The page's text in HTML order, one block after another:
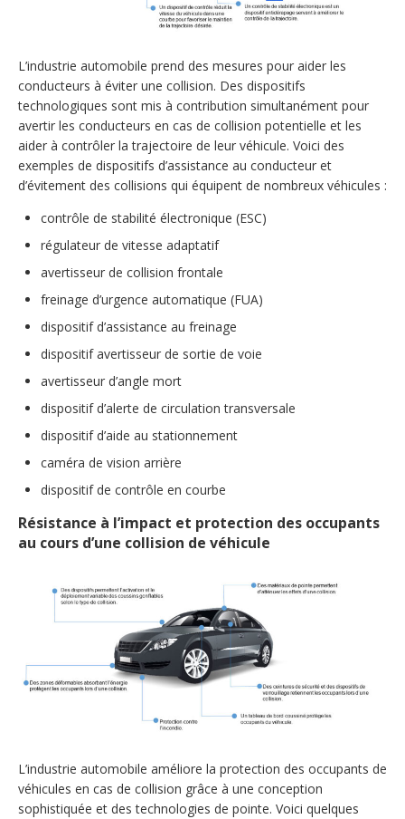
L’industrie automobile prend des mesures pour aider les
conducteurs à éviter une collision. Des dispositifs
technologiques sont mis à contribution simultanément pour
avertir les conducteurs en cas de collision potentielle et les
aider à contrôler la trajectoire de leur véhicule. Voici des
exemples de dispositifs d’assistance au conducteur et
d’évitement des collisions qui équipent de nombreux véhicules :
contrôle de stabilité électronique (ESC)
régulateur de vitesse adaptatif
avertisseur de collision frontale
freinage d’urgence automatique (FUA)
dispositif d’assistance au freinage
dispositif avertisseur de sortie de voie
avertisseur d’angle mort
dispositif d’alerte de circulation transversale
dispositif d’aide au stationnement
caméra de vision arrière
dispositif de contrôle en courbe
Résistance à l’impact et protection des occupants
au cours d’une collision de véhicule
L’industrie automobile améliore la protection des occupants de
véhicules en cas de collision grâce à une conception
sophistiquée et des technologies de pointe. Voici quelques